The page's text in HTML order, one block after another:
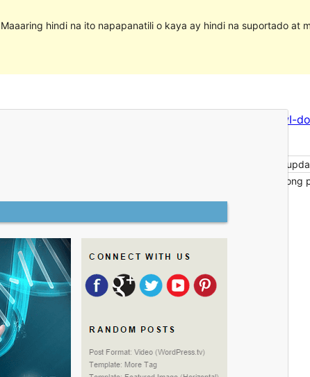
hindi na ito napapanatili o kaya ay hindi na suportado at
I-previewI-
Huling na-
Mga aktibong